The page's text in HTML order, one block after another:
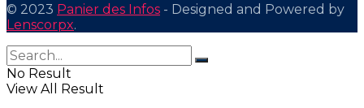
© 2023 Panier des Infos - Designed and Powered by
Lenscorpx.
No Result
View All Result